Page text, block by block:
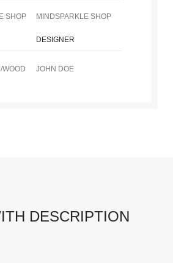
MINDSPARKLE SHOP
SHOP
DESIGNER
JOHN DOE
WOOD
DESCRIPTION